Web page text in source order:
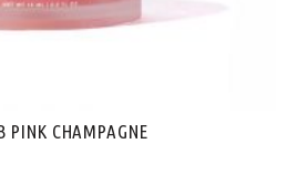
PINK CHAMPAGNE